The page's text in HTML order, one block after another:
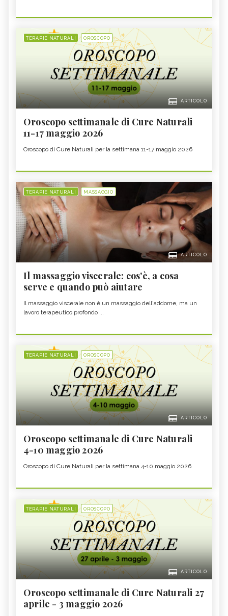
TERAPIE NATURALI OROSCOPO
ARTICOLO
Oroscopo settimanale di Cure Naturali
11-17 maggio 2026
Oroscopo di Cure Naturali per la settimana 11-17 maggio 2026
TERAPIE NATURALI MASSAGGIO
ARTICOLO
Il massaggio viscerale: cos'è, a cosa
serve e quando può aiutare
Il massaggio viscerale non è un massaggio dell'addome, ma un
lavoro terapeutico profondo ...
TERAPIE NATURALI OROSCOPO
ARTICOLO
Oroscopo settimanale di Cure Naturali
4-10 maggio 2026
Oroscopo di Cure Naturali per la settimana 4-10 maggio 2026
TERAPIE NATURALI OROSCOPO
ARTICOLO
Oroscopo settimanale di Cure Naturali 27
aprile - 3 maggio 2026